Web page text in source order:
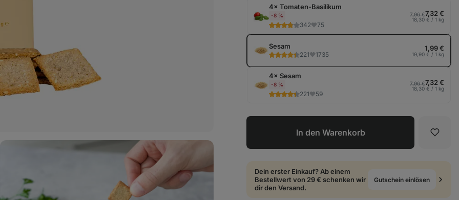
4× Tomaten-Basilikum
-8 %
342 75
7,96 €7,32 €
18,30 € / 1 kg
Sesam
221 1735
1,99 €
19,90 € / 1 kg
4× Sesam
-8 %
221 59
7,96 €7,32 €
18,30 € / 1 kg
In den Warenkorb
Dein erster Einkauf? Ab einem
Bestellwert von 29 € schenken wir
dir den Versand.
Gutschein einlösen